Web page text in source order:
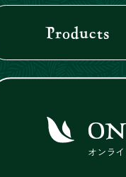
Products
オンラ